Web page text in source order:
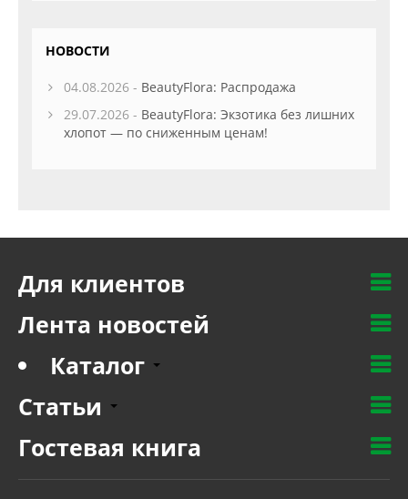
НОВОСТИ
04.08.2026 - BeautyFlora: Распродажа
29.07.2026 - BeautyFlora: Экзотика без лишних
хлопот — по сниженным ценам!
Для клиентов
Лента новостей
Каталог
Статьи
Гостевая книга